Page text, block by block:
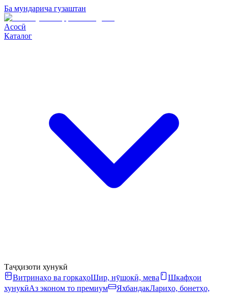
Ба мундариҷа гузаштан
Асосӣ
Каталог
Таҷҳизоти хунукӣ
Витринаҳо ва горкаҳоШир, нӯшокӣ, мева
Шкафҳои
хунукӣАз эконом то премиум ЯхбандакЛариҳо, бонетҳо,